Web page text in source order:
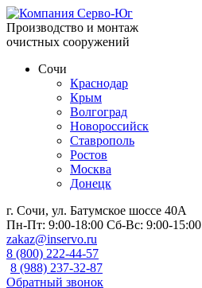
Производство и монтаж
очистных сооружений
Сочи
Краснодар
Крым
Волгоград
Новороссийск
Ставрополь
Ростов
Москва
Донецк
г. Сочи, ул. Батумское шоссе 40А
Пн-Пт: 9:00-18:00 Сб-Вс: 9:00-15:00
zakaz@inservo.ru
8 (800) 222-44-57
8 (988) 237-32-87
Обратный звонок